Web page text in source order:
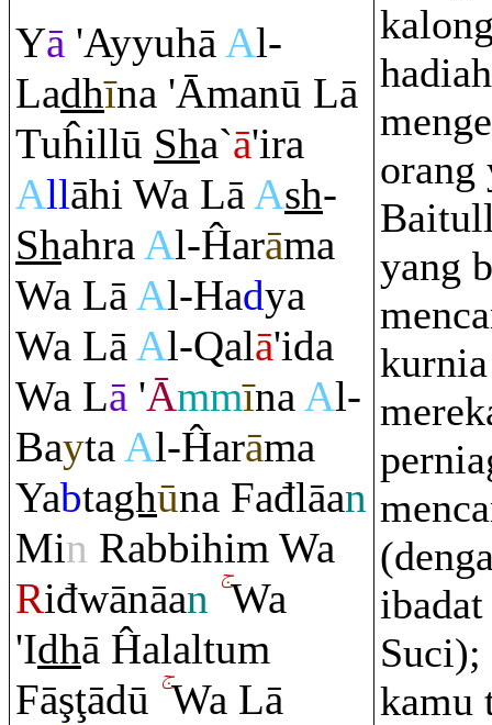
Yā 'AyyuhāAl-
Ladhīna 'Āmanū Lā
Tuĥillū Sha`ā'ira
Allāhi Wa LāAsh-
ShahraAl-Ĥarāma
Wa LāAl-Hadya
Wa LāAl-Qalā'ida
Wa Lā 'ĀmmīnaAl-
BaytaAl-Ĥarāma
Yabtaghūna Fađlāan
Min Rabbihim Wa
Riđwānāan Wa
'Idhā Ĥalaltum
Fāşţādū Wa Lā
orang
yang
Suci);
kamu